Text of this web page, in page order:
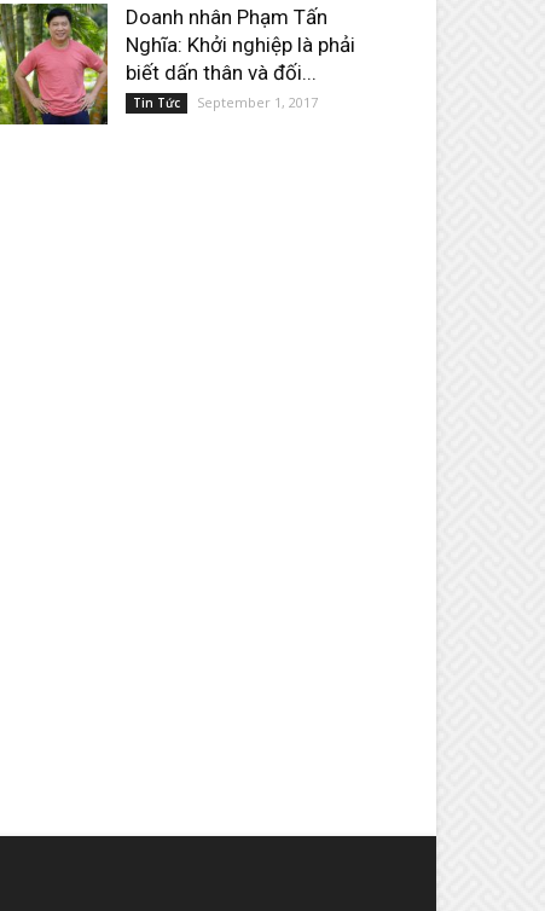
Doanh nhân Phạm Tấn
Nghĩa: Khởi nghiệp là phải
biết dấn thân và đối...
Tin Tức September 1, 2017